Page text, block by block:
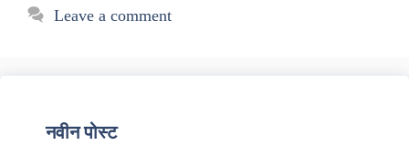
Leave a comment
नवीन पोस्ट